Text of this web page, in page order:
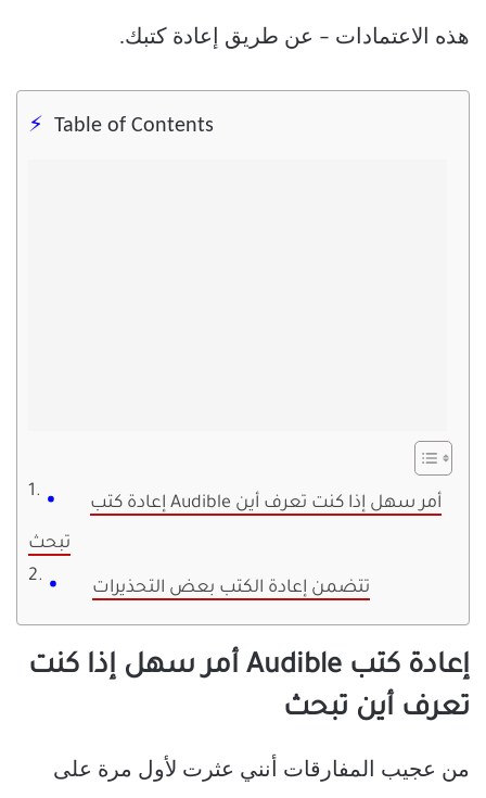
هذه الاعتمادات – عن طريق إعادة كتبك.
Table of Contents
إعادة كتب Audible أمر سهل إذا كنت تعرف أين
تبحث
تتضمن إعادة الكتب بعض التحذيرات
إعادة كتب Audible أمر سهل إذا كنت
تعرف أين تبحث
من عجيب المفارقات أنني عثرت لأول مرة على